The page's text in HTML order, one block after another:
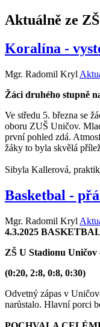
Aktuálně ze
Koralína -
Mgr. Radomil Kryl
Žáci druhého stupně
Ve středu 5. března se
oboru ZUŠ Uničov.
první pohled zdá.
žáky to byla skvělá
Sibyla Kallerová,
Basketbal -
Mgr. Radomil Kryl
4.3.2025
ZŠ U Stadionu Uničov
(0:20, 2:8, 0:8, 0:30)
Odvetný zápas v
narůstalo. Hlavní porci